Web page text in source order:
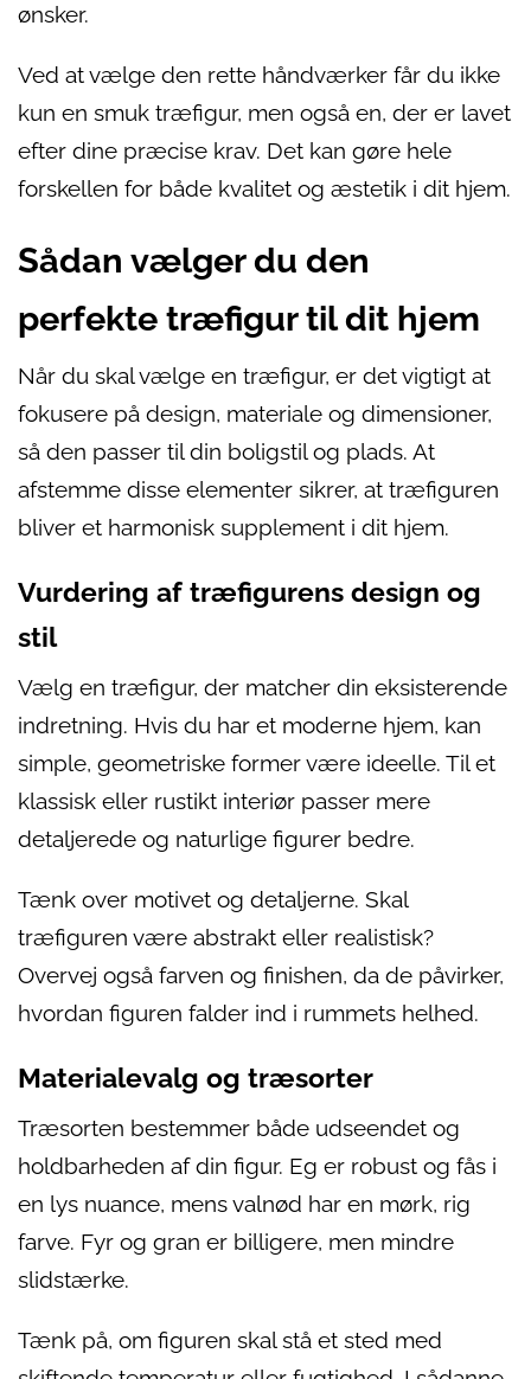
ønsker.
Ved at vælge den rette håndværker får du ikke
kun en smuk træfigur, men også en, der er lavet
efter dine præcise krav. Det kan gøre hele
forskellen for både kvalitet og æstetik i dit hjem.
Sådan vælger du den
perfekte træfigur til dit hjem
Når du skal vælge en træfigur, er det vigtigt at
fokusere på design, materiale og dimensioner,
så den passer til din boligstil og plads. At
afstemme disse elementer sikrer, at træfiguren
bliver et harmonisk supplement i dit hjem.
Vurdering af træfigurens design og
stil
Vælg en træfigur, der matcher din eksisterende
indretning. Hvis du har et moderne hjem, kan
simple, geometriske former være ideelle. Til et
klassisk eller rustikt interiør passer mere
detaljerede og naturlige figurer bedre.
Tænk over motivet og detaljerne. Skal
træfiguren være abstrakt eller realistisk?
Overvej også farven og finishen, da de påvirker,
hvordan figuren falder ind i rummets helhed.
Materialevalg og træsorter
Træsorten bestemmer både udseendet og
holdbarheden af din figur. Eg er robust og fås i
en lys nuance, mens valnød har en mørk, rig
farve. Fyr og gran er billigere, men mindre
slidstærke.
Tænk på, om figuren skal stå et sted med